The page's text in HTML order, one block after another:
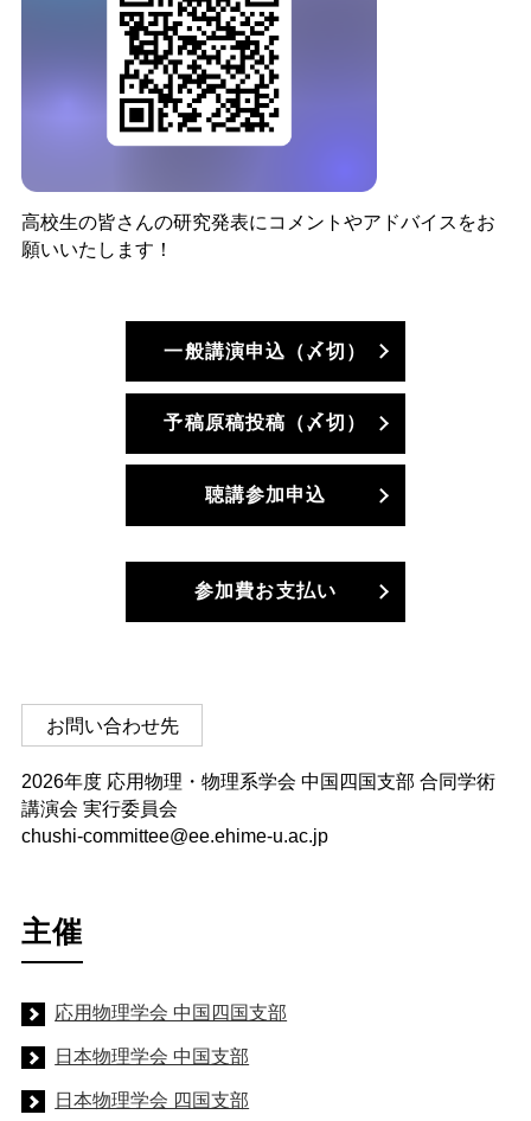
高校生の皆さんの研究発表にコメントやアドバイスをお
願いいたします！
一般講演申込（〆切）
予稿原稿投稿（〆切）
聴講参加申込
参加費お支払い
お問い合わせ先
2026年度 応用物理・物理系学会 中国四国支部 合同学術
講演会 実行委員会
chushi-committee@ee.ehime-u.ac.jp
主催
応用物理学会 中国四国支部
日本物理学会 中国支部
日本物理学会 四国支部